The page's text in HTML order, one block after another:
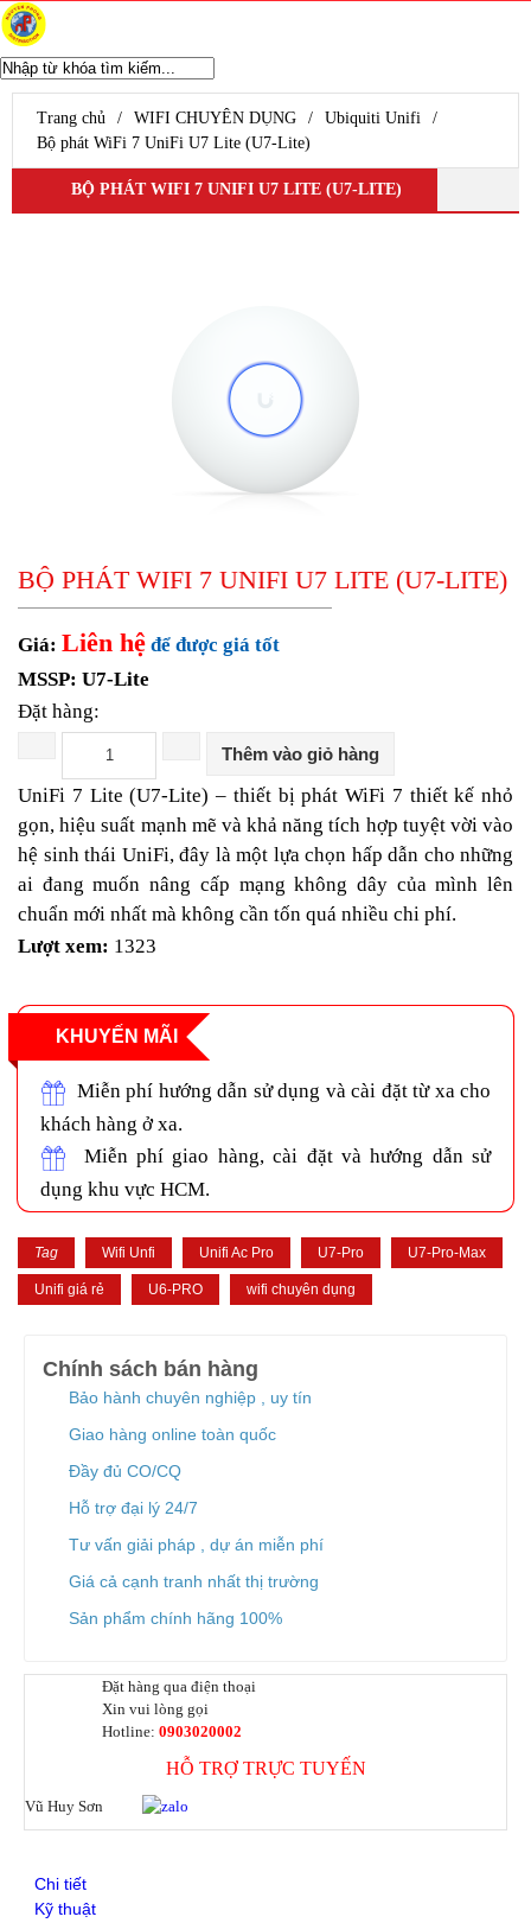
WIFI CHUYÊN DỤNG
Ubiquiti Unifi
Aruba Wifi
Wifi Grandstream
Wifi Ruijie
WIfi SMB H3C
EdgeRouter
UISP Router
Draytek Router
ENGENIUS Router
UFiber
Switch Mikrotik
Switch Cisco
Switch Cisco Catalyst
Unifi Switch
Switch H3C
EdgeSwitch
Switch D-Link
Switch Grandstream
Switch TP-Link
ENGENIUS SWITCH
WIFI GIA ĐÌNH
Wifi SOHO H3C
Wifi D-Link
3G/4G/5G Wifi
3G/4G Netgear
3G/4G/5G Huawei
3G/4G ZTE
3G/4G TP-Link
Adapter POE Unifi
Phụ kiện Unifi
Adapter POE Ruijie
Adapter 12V, 5V
Tổng đài điện thoại và điện thoại
Tổng đài Grandstream
Module SFP
SFP Mikrotik
Giới thiệu giải pháp DLP ITsMine
Trình bày DeceptiveBytes
Deceptive-Bytes-Defender-vs-CrowdStrike
Deceptive-Bytes-vs-Check-Point
Trang chủ / WIFI CHUYÊN DỤNG / Ubiquiti Unifi
/
Bộ phát WiFi 7 UniFi U7 Lite (U7-Lite)
BỘ PHÁT WIFI 7 UNIFI U7 LITE (U7-LITE)
BỘ PHÁT WIFI 7 UNIFI U7 LITE (U7-LITE)
Giá: Liên hệ để được giá tốt
MSSP: U7-Lite
Đặt hàng:
Thêm vào giỏ hàng
UniFi 7 Lite (U7-Lite) – thiết bị phát WiFi 7 thiết kế nhỏ
gọn, hiệu suất mạnh mẽ và khả năng tích hợp tuyệt vời vào
hệ sinh thái UniFi, đây là một lựa chọn hấp dẫn cho những
ai đang muốn nâng cấp mạng không dây của mình lên
chuẩn mới nhất mà không cần tốn quá nhiều chi phí.
Lượt xem: 1323
KHUYẾN MÃI
Miễn phí hướng dẫn sử dụng và cài đặt từ xa cho
khách hàng ở xa.
Miễn phí giao hàng, cài đặt và hướng dẫn sử
dụng khu vực HCM.
Tag Wifi Unfi Unifi Ac Pro U7-Pro U7-Pro-Max
Unifi giá rẻ U6-PRO wifi chuyên dụng
Chính sách bán hàng
Bảo hành chuyên nghiệp , uy tín
Giao hàng online toàn quốc
Đầy đủ CO/CQ
Hỗ trợ đại lý 24/7
Tư vấn giải pháp , dự án miễn phí
Giá cả cạnh tranh nhất thị trường
Sản phẩm chính hãng 100%
Đặt hàng qua điện thoại
Xin vui lòng gọi
Hotline: 0903020002
HỖ TRỢ TRỰC TUYẾN
Vũ Huy Sơn
Chi tiết
Kỹ thuật